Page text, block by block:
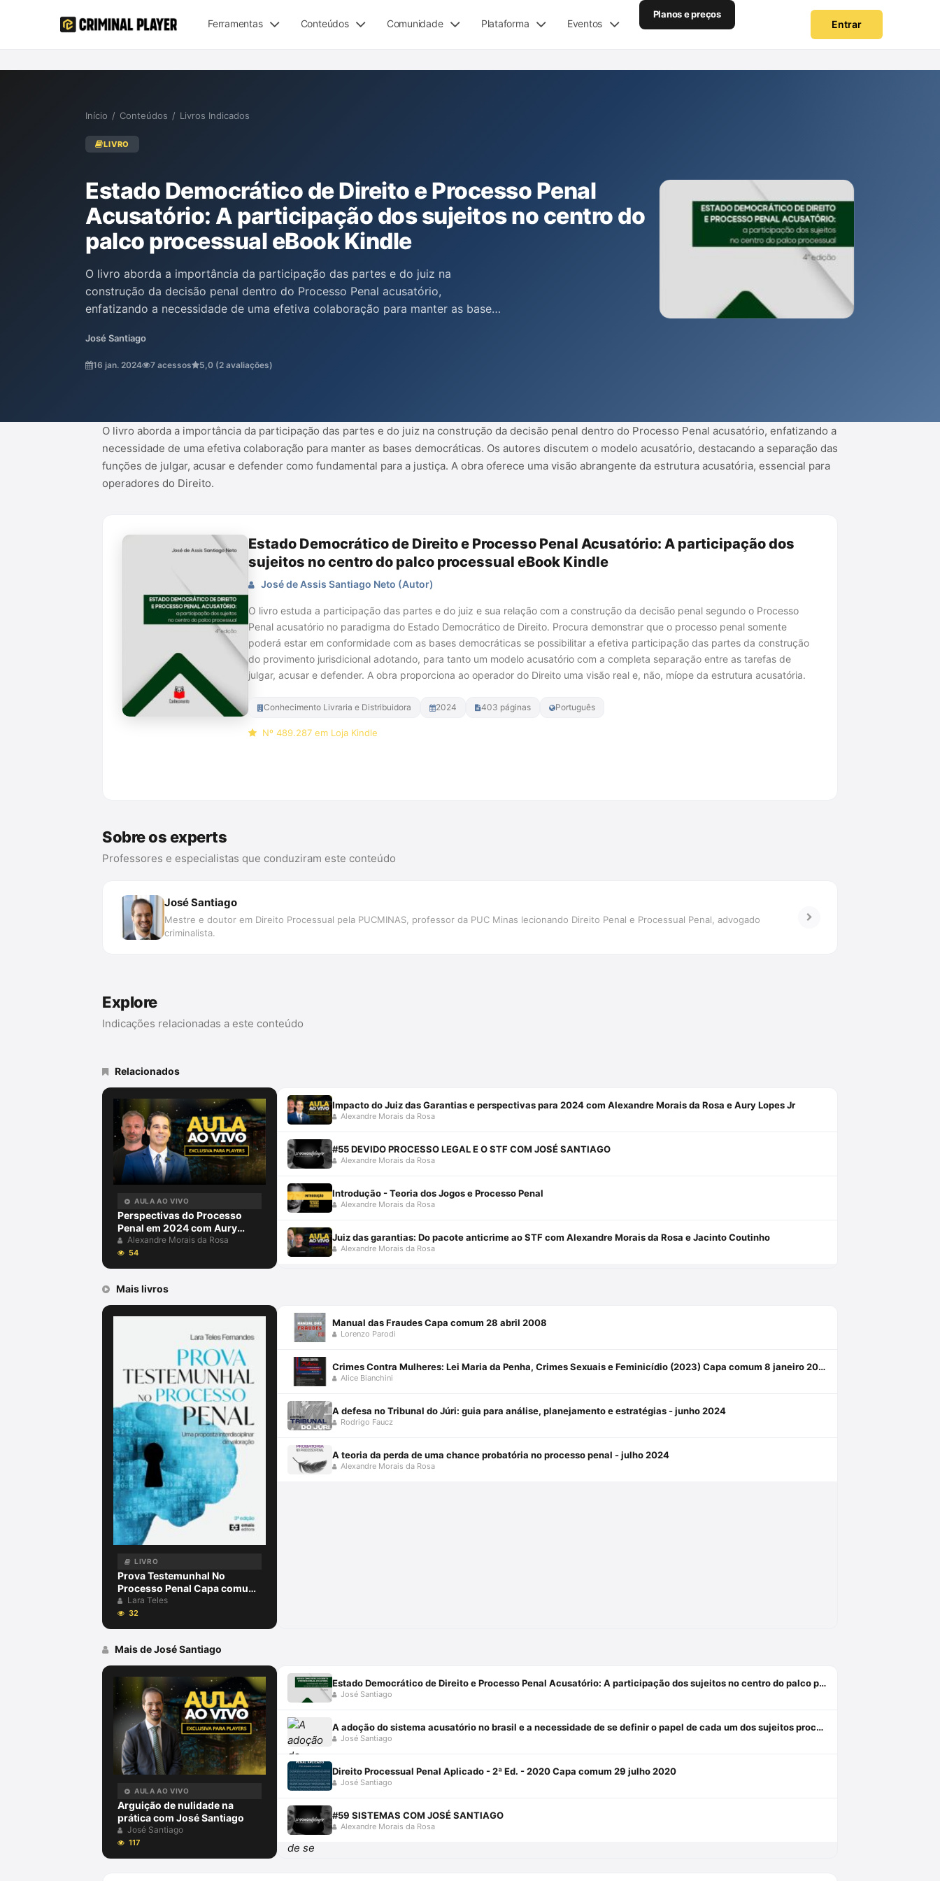
Ferramentas Conteúdos Comunidade Plataforma Eventos
Planos e preços
Entrar
Início / Conteúdos / Livros Indicados
LIVRO
Estado Democrático de Direito e Processo Penal
Acusatório: A participação dos sujeitos no centro do
palco processual eBook Kindle
O livro aborda a importância da participação das partes e do juiz na
construção da decisão penal dentro do Processo Penal acusatório,
enfatizando a necessidade de uma efetiva colaboração para manter as bases
separação das funções de julgar, acusar e defender como fundamental para a
justiça. A obra oferece uma visão abrangente da estrutura acusatória,
José Santiago
16 jan. 2024 7 acessos 5,0 (2 avaliações)
O livro aborda a importância da participação das partes e do juiz na construção da decisão penal dentro do Processo Penal acusatório, enfatizando a
necessidade de uma efetiva colaboração para manter as bases democráticas. Os autores discutem o modelo acusatório, destacando a separação das
funções de julgar, acusar e defender como fundamental para a justiça. A obra oferece uma visão abrangente da estrutura acusatória, essencial para
operadores do Direito.
Estado Democrático de Direito e Processo Penal Acusatório: A participação dos
sujeitos no centro do palco processual eBook Kindle
José de Assis Santiago Neto (Autor)
O livro estuda a participação das partes e do juiz e sua relação com a construção da decisão penal segundo o Processo
Penal acusatório no paradigma do Estado Democrático de Direito. Procura demonstrar que o processo penal somente
poderá estar em conformidade com as bases democráticas se possibilitar a efetiva participação das partes da construção
do provimento jurisdicional adotando, para tanto um modelo acusatório com a completa separação entre as tarefas de
julgar, acusar e defender. A obra proporciona ao operador do Direito uma visão real e, não, míope da estrutura acusatória.
Conhecimento Livraria e Distribuidora 2024 403 páginas Português
Nº 489.287 em Loja Kindle
Sobre os experts
Professores e especialistas que conduziram este conteúdo
José Santiago
Mestre e doutor em Direito Processual pela PUCMINAS, professor da PUC Minas lecionando Direito Penal e Processual Penal, advogado
criminalista.
Explore
Indicações relacionadas a este conteúdo
Relacionados
AULA AO VIVO
Perspectivas do Processo
Penal em 2024 com Aury
Lopes Jr e Alexandre Morais
da Rosa
Alexandre Morais da Rosa
54
Impacto do Juiz das Garantias e perspectivas para 2024 com Alexandre Morais da Rosa e Aury Lopes Jr
Alexandre Morais da Rosa
#55 DEVIDO PROCESSO LEGAL E O STF COM JOSÉ SANTIAGO
Alexandre Morais da Rosa
Introdução - Teoria dos Jogos e Processo Penal
Alexandre Morais da Rosa
Juiz das garantias: Do pacote anticrime ao STF com Alexandre Morais da Rosa e Jacinto Coutinho
Alexandre Morais da Rosa
Mais livros
LIVRO
Prova Testemunhal No
Processo Penal Capa comum
30 junho 2023
Lara Teles
32
Manual das Fraudes Capa comum 28 abril 2008
Lorenzo Parodi
Crimes Contra Mulheres: Lei Maria da Penha, Crimes Sexuais e Feminicídio (2023) Capa comum 8 janeiro 2023
Alice Bianchini
A defesa no Tribunal do Júri: guia para análise, planejamento e estratégias - junho 2024
Rodrigo Faucz
A teoria da perda de uma chance probatória no processo penal - julho 2024
Alexandre Morais da Rosa
Mais de José Santiago
AULA AO VIVO
Arguição de nulidade na
prática com José Santiago
José Santiago
117
Estado Democrático de Direito e Processo Penal Acusatório: A participação dos sujeitos no centro do palco processual eBook Kindle
José Santiago
A adoção do sistema acusatório no brasil e a necessidade de se definir o papel de cada um dos sujeitos processuais penais
José Santiago
Direito Processual Penal Aplicado - 2ª Ed. - 2020 Capa comum 29 julho 2020
José Santiago
#59 SISTEMAS COM JOSÉ SANTIAGO
Alexandre Morais da Rosa